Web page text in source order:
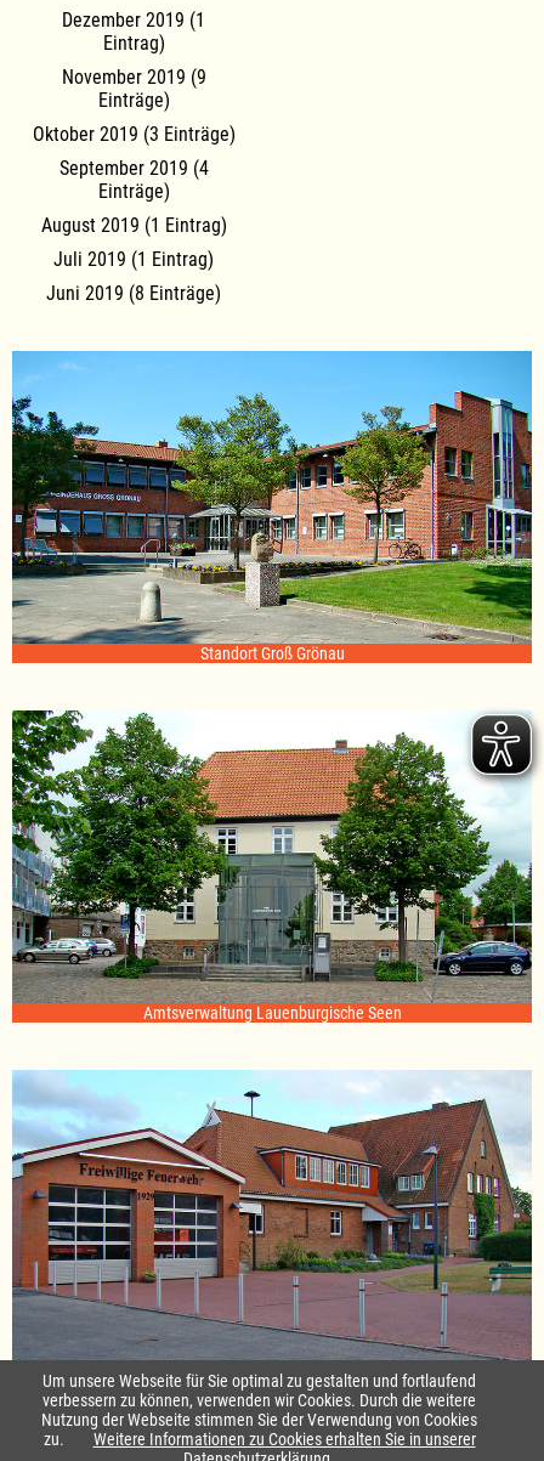
Dezember 2019 (1
Eintrag)
November 2019 (9
Einträge)
Oktober 2019 (3 Einträge)
September 2019 (4
Einträge)
August 2019 (1 Eintrag)
Juli 2019 (1 Eintrag)
Juni 2019 (8 Einträge)
Standort Groß Grönau
Amtsverwaltung Lauenburgische Seen
Standort Sterley
Startseite|Kontakt
Um unsere Webseite für Sie optimal zu gestalten und fortlaufend
verbessern zu können, verwenden wir Cookies. Durch die weitere
Nutzung der Webseite stimmen Sie der Verwendung von Cookies
zu.
Weitere Informationen zu Cookies erhalten Sie in unserer